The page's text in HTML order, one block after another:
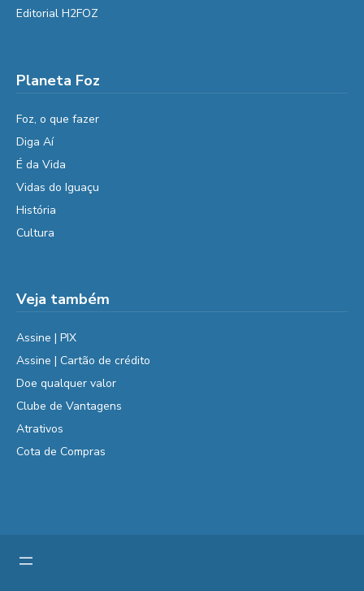
Editorial H2FOZ
Planeta Foz
Foz, o que fazer
Diga Aí
É da Vida
Vidas do Iguaçu
História
Cultura
Veja também
Assine | PIX
Assine | Cartão de crédito
Doe qualquer valor
Clube de Vantagens
Atrativos
Cota de Compras